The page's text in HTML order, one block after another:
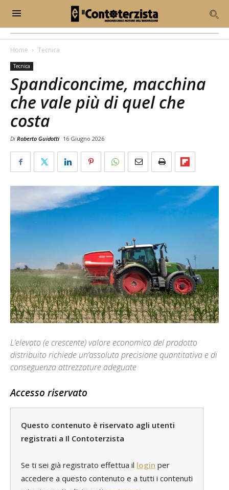
Home Tecnica
Tecnica
Spandiconcime, macchina
che vale più di quel che
costa
Di Roberto Guidotti 16 Giugno 2026
L’elevato (e crescente) valore economico del prodotto
distribuito richiede un’assoluta precisione quantitativa e di
conseguenza attrezzature adeguate
Accesso riservato
Questo contenuto è riservato agli utenti
registrati a Il Contoterzista
Se ti sei già registrato effettua il login per
accedere a questo contenuto e a tutti i contenuti